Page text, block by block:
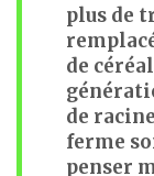
plus de
de
de
ferme
penser